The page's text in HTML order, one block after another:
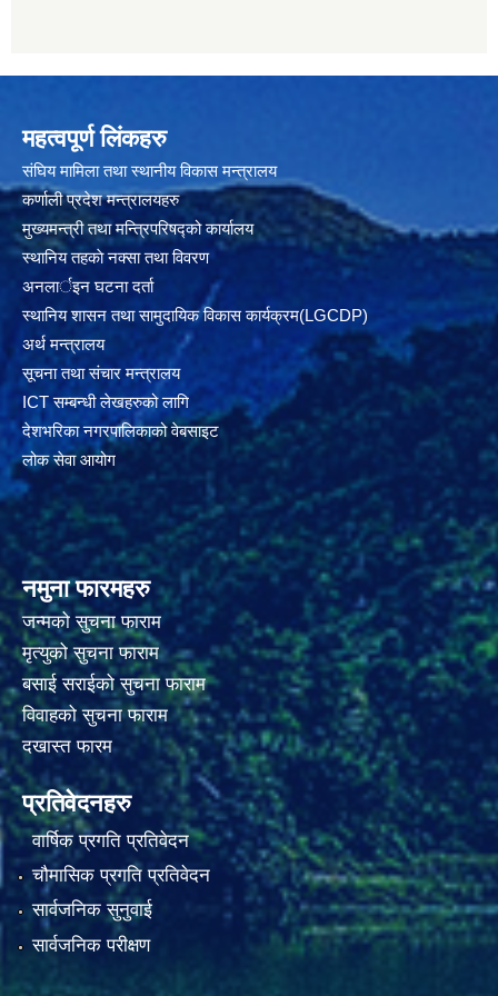
महत्वपूर्ण लिंकहरु
संघिय मामिला तथा स्थानीय विकास मन्त्रालय
कर्णाली प्रदेश मन्त्रालयहरु
मुख्यमन्त्री तथा मन्त्रिपरिषद्को कार्यालय
स्थानिय तहकाे नक्सा तथा विवरण
अनलार्इन घटना दर्ता
स्थानिय शासन तथा सामुदायिक विकास कार्यक्रम(LGCDP)
अर्थ मन्त्रालय
सूचना तथा संचार मन्त्रालय
ICT सम्बन्धी लेखहरुको लागि
देशभरिका नगरपालिकाको वेबसाइट
लोक सेवा आयोग
नमुना फारमहरु
जन्मको सुचना फाराम
मृत्युको सुचना फाराम
बसाई सराईको सुचना फाराम
विवाहको सुचना फाराम
दखास्त फारम
प्रतिवेदनहरु
वार्षिक प्रगति प्रतिवेदन
चौमासिक प्रगति प्रतिवेदन
सार्वजनिक सुनुवाई
सार्वजनिक परीक्षण